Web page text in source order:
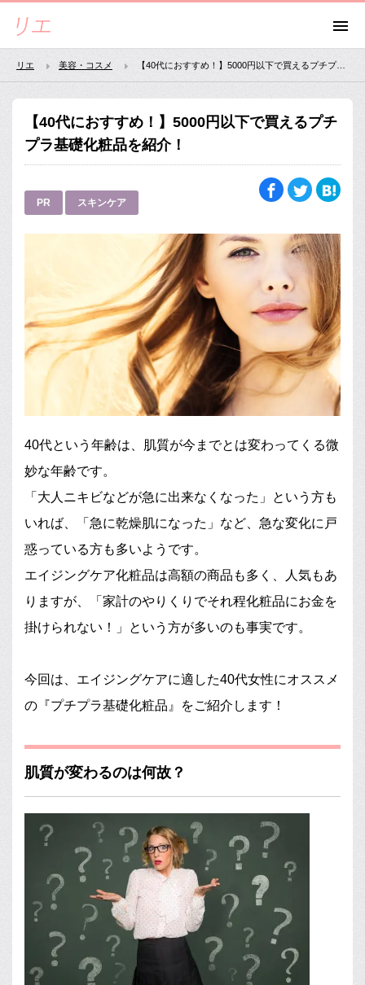
リエ 美容・コスメ 【40代におすすめ！】5000円以下で買えるプチプラ基礎化粧品を紹介！
【40代におすすめ！】5000円以下で買えるプチ
プラ基礎化粧品を紹介！
PR スキンケア
40代という年齢は、肌質が今までとは変わってくる微
妙な年齢です。
「大人ニキビなどが急に出来なくなった」という方も
いれば、「急に乾燥肌になった」など、急な変化に戸
惑っている方も多いようです。
エイジングケア化粧品は高額の商品も多く、人気もあ
りますが、「家計のやりくりでそれ程化粧品にお金を
掛けられない！」という方が多いのも事実です。
今回は、エイジングケアに適した40代女性にオススメ
の『プチプラ基礎化粧品』をご紹介します！
肌質が変わるのは何故？